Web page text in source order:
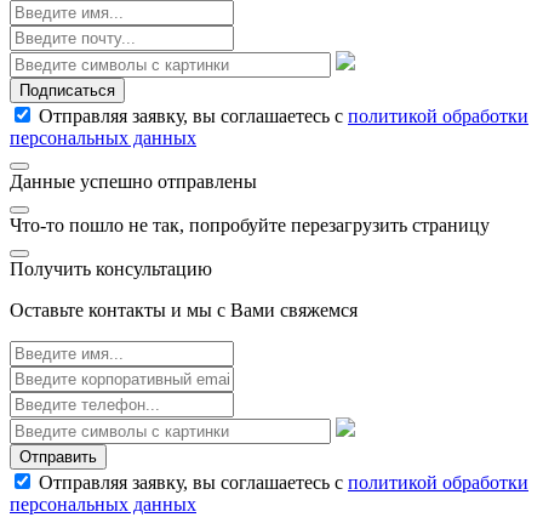
Подписаться
Отправляя заявку, вы соглашаетесь с политикой обработки
персональных данных
Данные успешно отправлены
Что-то пошло не так, попробуйте перезагрузить страницу
Получить консультацию
Оставьте контакты и мы с Вами свяжемся
Отправить
Отправляя заявку, вы соглашаетесь с политикой обработки
персональных данных